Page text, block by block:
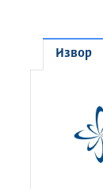
Извор